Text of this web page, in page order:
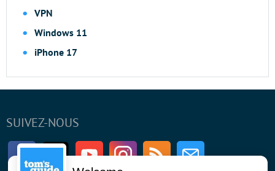
VPN
Windows 11
iPhone 17
SUIVEZ-NOUS
FacebookTwitter Youtube InstagramRSS Newsletter